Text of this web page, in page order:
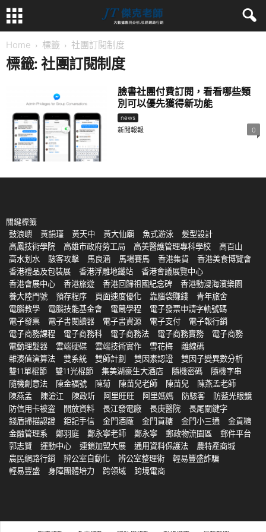
Home 標籤 社團訂閱制度
標籤: 社團訂閱制度
臉書社團付費訂閱，看看哪些類
別可以優先獲得新功能
news
新聞報報 0
關鍵標籤
鼓浪嶼
黃韻瑾 黃天中 黃大仙廟 魚式游泳
髮型設計
高鳳技術學院
高雄市政府勞工局 高美醫護管理專科學校
高百山
高水划水
駭客攻擊 馬良涵 馬場賽馬 香港集貨
香港美食博覽會
香港禮品及包裝展
香港浮雕地鐵站
香港會議展覽中心
香港會展中心
香港旅遊 香港回歸祖國紀念碑
香港動漫海濱樂園
養大陸門號
預存程序 頁面速度優化 靠腦袋賺錢
青年旅舍
電腦教學
電腦技能基金會 電競學程
電子發票申請字軌號碼
電子發票
電子書閱讀器 電子書資源 電子支付
電子報行銷
電子商務課程
電子商務科 電子商務法 電子商務實務
電子商務
電動理髮器
雲端硬碟 雲端技術實作 雪花梅
離線碼
雜湊值演算法
雙系統 雙師計劃 雙因素認證
雙因子變異數分析
雙11單棍節
雙11光棍節 集美湖豪生大酒店 隨機密碼
隨機字串
隨機創意法
陳金福號 陳菊 陳苗兒老師 陳苗兒
陳燕孟老師
陳燕孟
陳滄江 陳政圻 阿里旺旺 阿里媽媽 防駭客
防藍光眼鏡
防信用卡被盗
開放資料 長江發電廠 長庚醫院
長尾關鍵字
錢盾掃描認證
鉅記手信 金門酒廠 金門貢糖 金門小三通
金貢糖
金融管理系
鄭羽庭 鄭永寧老師 鄭永寧 郵政物流園區
郵件平台
郭志賢
運動中心 連鎖加盟大展 通用資料保護法
農特產商城
農民網路行銷
辨公室自動化 辨公室整理術
輕易豐盛詐騙
輕易豐盛
身障團體培力 跨領域 跨境電商